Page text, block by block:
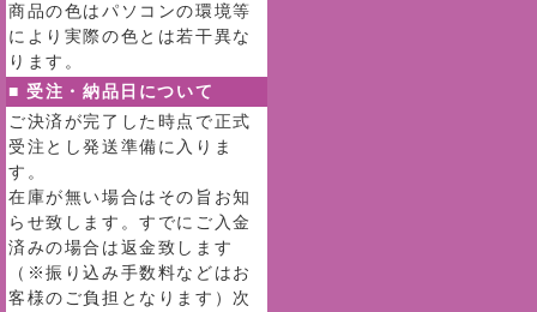
商品の色はパソコンの環境等
により実際の色とは若干異な
ります。
■ 受注・納品日について
ご決済が完了した時点で正式
受注とし発送準備に入りま
す。
在庫が無い場合はその旨お知
らせ致します。すでにご入金
済みの場合は返金致します
（※振り込み手数料などはお
客様のご負担となります）次